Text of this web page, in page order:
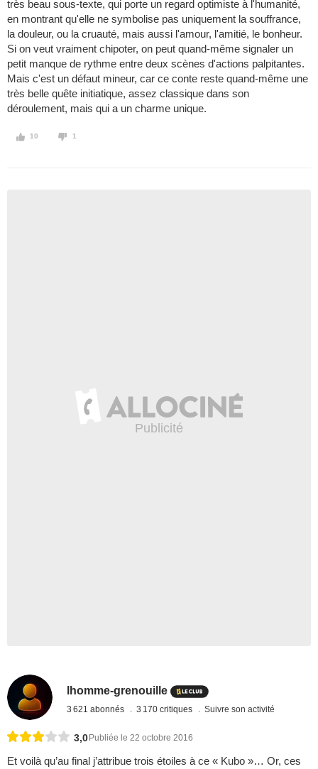
très beau sous-texte, qui porte un regard optimiste à l'humanité,
en montrant qu'elle ne symbolise pas uniquement la souffrance,
la douleur, ou la cruauté, mais aussi l'amour, l'amitié, le bonheur.
Si on veut vraiment chipoter, on peut quand-même signaler un
petit manque de rythme entre deux scènes d'actions palpitantes.
Mais c'est un défaut mineur, car ce conte reste quand-même une
très belle quête initiatique, assez classique dans son
déroulement, mais qui a un charme unique.
10 1
lhomme-grenouille
3 621 abonnés 3 170 critiques Suivre son activité
3,0 Publiée le 22 octobre 2016
Et voilà qu’au final j’attribue trois étoiles à ce « Kubo »… Or, ces